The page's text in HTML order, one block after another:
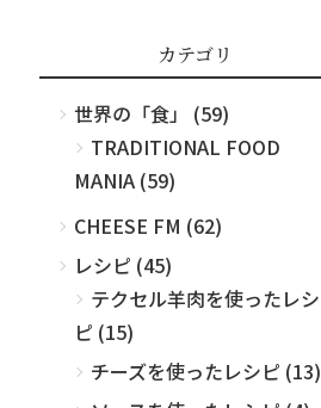
カテゴリ
世界の「食」 (59)
TRADITIONAL FOOD
MANIA (59)
CHEESE FM (62)
レシピ (45)
テクセル羊肉を使ったレシ
ピ (15)
チーズを使ったレシピ (13)